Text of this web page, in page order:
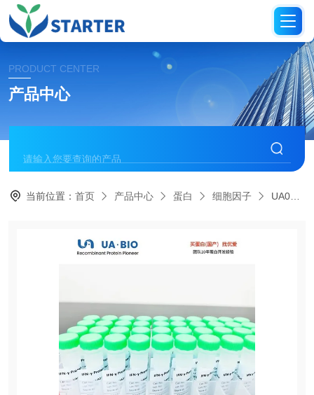
PRODUCT CENTER
产品中心
当前位置：首页 产品中心 蛋白 细胞因子 UA040023-GMPGMP级重组人LIF蛋白